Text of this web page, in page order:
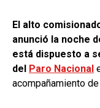
El alto
anunció la noche
está dispuesto a
del Paro Nacional
acompañamiento